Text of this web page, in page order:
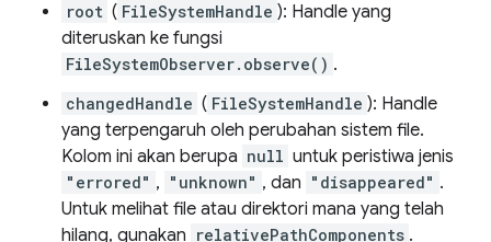
root ( FileSystemHandle ): Handle yang
diteruskan ke fungsi
FileSystemObserver.observe() .
changedHandle ( FileSystemHandle ): Handle
yang terpengaruh oleh perubahan sistem file.
Kolom ini akan berupa null untuk peristiwa jenis
"errored" , "unknown" , dan "disappeared" .
Untuk melihat file atau direktori mana yang telah
hilang, gunakan relativePathComponents .